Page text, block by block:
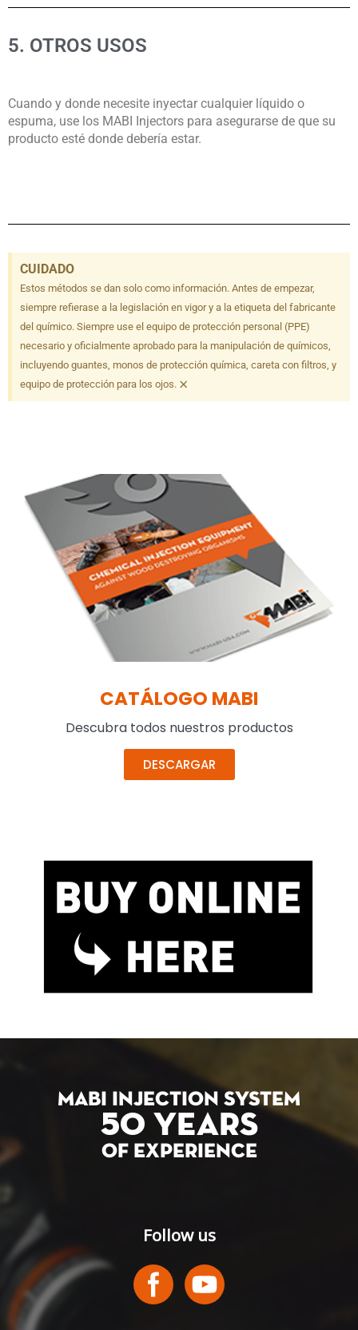
5. OTROS USOS
Cuando y donde necesite inyectar cualquier líquido o
espuma, use los MABI Injectors para asegurarse de que su
producto esté donde debería estar.
CUIDADO
Estos métodos se dan solo como información. Antes de empezar,
siempre refierase a la legislación en vigor y a la etiqueta del fabricante
del químico. Siempre use el equipo de protección personal (PPE)
necesario y oficialmente aprobado para la manipulación de químicos,
incluyendo guantes, monos de protección química, careta con filtros, y
equipo de protección para los ojos. ×
CATÁLOGO MABI
Descubra todos nuestros productos
DESCARGAR
MABI INJECTION SYSTEM
50 YEARS
OF EXPERIENCE
Follow us